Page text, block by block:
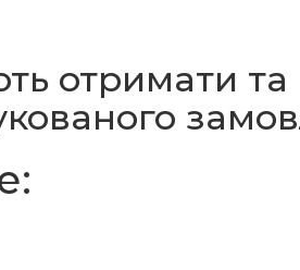
отримати